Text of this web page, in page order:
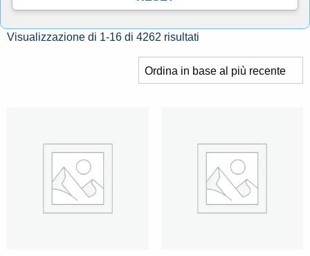
Visualizzazione di 1-16 di 4262 risultati
base
al